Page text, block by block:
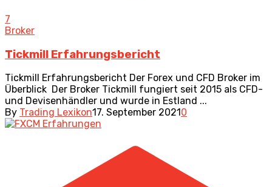
7
Broker
Tickmill Erfahrungsbericht
Tickmill Erfahrungsbericht Der Forex und CFD Broker im
Überblick Der Broker Tickmill fungiert seit 2015 als CFD-
und Devisenhändler und wurde in Estland ...
By Trading Lexikon17. September 2021 0